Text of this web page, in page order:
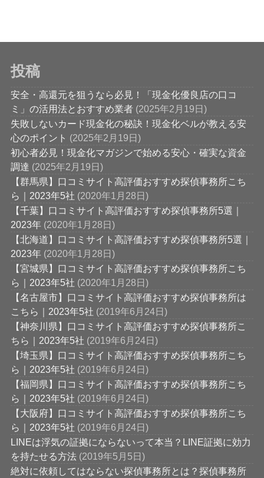
投稿
安全・高還元を狙うなら必見！「現金化優良店の口コ
ミ」の活用法とおすすめ業者 (2025年2月19日)
失敗しないカード現金化の秘訣！現金化ベルが教える安
心のポイント (2025年2月19日)
初心者必見！現金化マガジンで始める安心・確実な資金
調達 (2025年2月19日)
【群馬県】口コミサイト高評価おすすめ探偵事務所こち
ら｜2023年5社 (2020年1月28日)
【千葉】口コミサイト高評価おすすめ探偵事務所5選｜
2023年 (2020年1月28日)
【北海道】口コミサイト高評価おすすめ探偵事務所5選｜
2023年 (2020年1月28日)
【宮城県】口コミサイト高評価おすすめ探偵事務所こち
ら｜2023年5社 (2020年1月28日)
【名古屋市】口コミサイト高評価おすすめ探偵事務所は
こちら｜2023年5社 (2019年6月24日)
【神奈川県】口コミサイト高評価おすすめ探偵事務所こ
ちら｜2023年5社 (2019年6月24日)
【埼玉県】口コミサイト高評価おすすめ探偵事務所こち
ら｜2023年5社 (2019年6月24日)
【福岡県】口コミサイト高評価おすすめ探偵事務所こち
ら｜2023年5社 (2019年6月24日)
【大阪府】口コミサイト高評価おすすめ探偵事務所こち
ら｜2023年5社 (2019年6月24日)
LINEは浮気の証拠にならないって本当？LINE証拠に効力
を持たせる方法 (2019年5月5日)
絶対に依頼してはならない探偵事務所とは？探偵事務所